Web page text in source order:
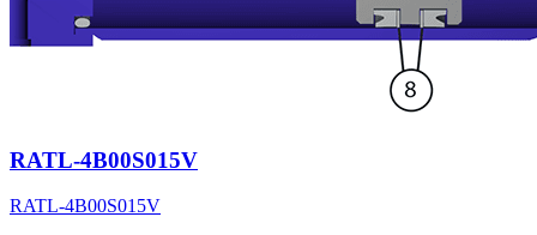
RATL-4B00S015V
RATL-4B00S015V